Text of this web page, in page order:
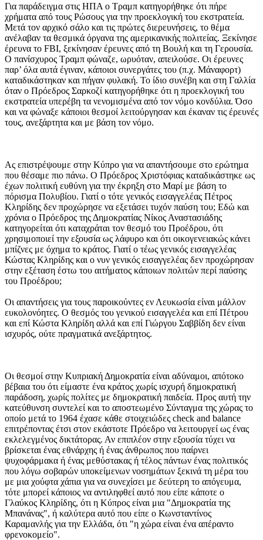
Για παράδειγμα στις ΗΠΑ ο Τραμπ κατηγορήθηκε ότι πήρε
χρήματα από τους Ρώσους για την προεκλογική του εκστρατεία.
Μετά τον αρχικό σάλο και τις πρώτες διερευνήσεις, το θέμα
ανέλαβαν τα θεσμικά όργανα της αμερικανικής πολιτείας. Ξεκίνησε
έρευνα το FBI, ξεκίνησαν έρευνες από τη Βουλή και τη Γερουσία.
Ο πανίσχυρος Τραμπ φώναζε, ωρυόταν, απειλούσε. Οι έρευνες
παρ’ όλα αυτά έγιναν, κάποιοι συνεργάτες του (π.χ. Μάναφορτ)
καταδικάστηκαν και πήγαν φυλακή. Το ίδιο συνέβη και στη Γαλλία
όταν ο Πρόεδρος Σαρκοζί κατηγορήθηκε ότι η προεκλογική του
εκστρατεία υπερέβη τα νενομισμένα από τον νόμο κονδύλια. Όσο
και να φώναξε κάποιοι θεσμοί λειτούργησαν και έκαναν τις έρευνές
τους, ανεξάρτητα και με βάση τον νόμο.
Ας επιστρέψουμε στην Κύπρο για να απαντήσουμε στο ερώτημα
που θέσαμε πιο πάνω. Ο Πρόεδρος Χριστόφιας καταδικάστηκε ως
έχων πολιτική ευθύνη για την έκρηξη στο Μαρί με βάση το
πόρισμα Πολυβίου. Γιατί ο τότε γενικός εισαγγελέας Πέτρος
Κληρίδης δεν προχώρησε να εξετάσει τυχόν παύση του; Εδώ και
χρόνια ο Πρόεδρος της Δημοκρατίας Νίκος Αναστασιάδης
κατηγορείται ότι καταχράται τον θεσμό του Προέδρου, ότι
χρησιμοποιεί την εξουσία ως λάφυρο και ότι οικογενειακώς κάνει
μπίζνες με όχημα το κράτος. Γιατί ο τέως γενικός εισαγγελέας
Κώστας Κληρίδης και ο νυν γενικός εισαγγελέας δεν προχώρησαν
στην εξέταση έστω του αιτήματος κάποιων πολιτών περί παύσης
του Προέδρου;
Οι απαντήσεις για τους παροικούντες εν Λευκωσία είναι μάλλον
ευκολονόητες. Ο θεσμός του γενικού εισαγγελέα και επί Πέτρου
και επί Κώστα Κληρίδη αλλά και επί Γιώργου Σαββίδη δεν είναι
ισχυρός, ούτε πραγματικά ανεξάρτητος.
Οι θεσμοί στην Κυπριακή Δημοκρατία είναι αδύναμοι, απότοκο
βέβαια του ότι είμαστε ένα κράτος χωρίς ισχυρή δημοκρατική
παράδοση, χωρίς πολίτες με δημοκρατική παιδεία. Προς αυτή την
κατεύθυνση συντελεί και το αποστεωμένο Σύνταγμα της χώρας το
οποίο μετά το 1964 έχασε κάθε στοιχειώδες check and balance
επιτρέποντας έτσι στον εκάστοτε Πρόεδρο να λειτουργεί ως ένας
εκλελεγμένος δικτάτορας. Αν επιπλέον στην εξουσία τύχει να
βρίσκεται ένας εθνάρχης ή ένας άνθρωπος που παίρνει
ψυχοφάρμακα ή ένας μεθύστακας ή τέλος πάντων ένας πολιτικός
που λόγω σοβαρών υποκείμενων νοσημάτων ξεκινά τη μέρα του
με μια χούφτα χάπια για να συνεχίσει με δεύτερη το απόγευμα,
τότε μπορεί κάποιος να αντιληφθεί αυτό που είπε κάποτε ο
Γλαύκος Κληρίδης, ότι η Κύπρος είναι μια "Δημοκρατία της
Μπανάνας", ή καλύτερα αυτό που είπε ο Κωνσταντίνος
Καραμανλής για την Ελλάδα, ότι "η χώρα είναι ένα απέραντο
φρενοκομείο".